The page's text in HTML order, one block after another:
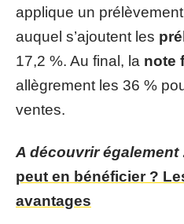
applique un
auquel s’ajoutent les
17,2 %. Au final, la note
allègrement les 36 %
ventes.
A découvrir également
peut en bénéficier ?
avantages